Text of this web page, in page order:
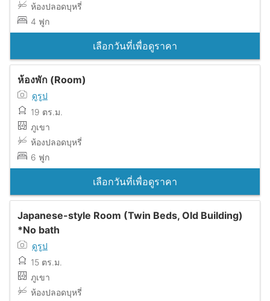
ห้องปลอดบุหรี่
4 ฟูก
เลือกวันที่เพื่อดูราคา
ห้องพัก (Room)
ดูรูป
19 ตร.ม.
ภูเขา
ห้องปลอดบุหรี่
6 ฟูก
เลือกวันที่เพื่อดูราคา
Japanese-style Room (Twin Beds, Old Building)
*No bath
ดูรูป
15 ตร.ม.
ภูเขา
ห้องปลอดบุหรี่